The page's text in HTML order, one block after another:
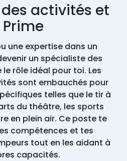
activités et
une expertise dans un
un spécialiste des
rôle idéal pour toi. Les
sont embauchés pour
telles que le tir à
du théâtre, les sports
en plein air. Ce poste te
compétences et tes
tout en les aidant à
capacités.